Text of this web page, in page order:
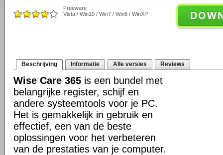
Freeware
Vista / Win10 / Win7 / Win8 / WinXP
Beschrijving Informatie Alle versies Reviews
Wise Care 365 is een bundel met
belangrijke register, schijf en
andere systeemtools voor je PC.
Het is gemakkelijk in gebruik en
effectief, een van de beste
oplossingen voor het verbeteren
van de prestaties van je computer.